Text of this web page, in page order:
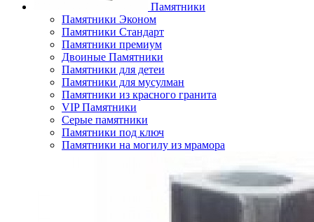
Памятники
Памятники Эконом
Памятники Стандарт
Памятники премиум
Двоиные Памятники
Памятники для детеи
Памятники для мусулман
Памятники из красного гранита
VIP Памятники
Серые памятники
Памятники под ключ
Памятники на могилу из мрамора